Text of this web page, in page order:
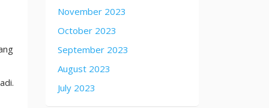
November 2023
October 2023
September 2023
August 2023
July 2023